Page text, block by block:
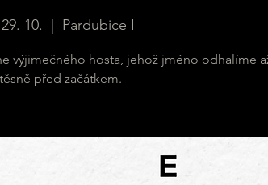
10. Pardubice I
výjimečného hosta, jehož jméno odhalíme
těsně před začátkem.